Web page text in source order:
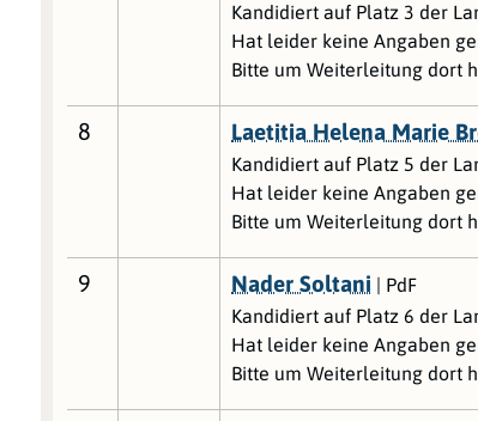
Kandidiert auf Platz 3 der
Hat leider keine Angaben
Bitte um Weiterleitung dort
8 Laetitia Helena Marie
Kandidiert auf Platz 5 der
Hat leider keine Angaben
Bitte um Weiterleitung dort
9 Nader Soltani | PdF
Kandidiert auf Platz 6 der
Hat leider keine Angaben
Bitte um Weiterleitung dort